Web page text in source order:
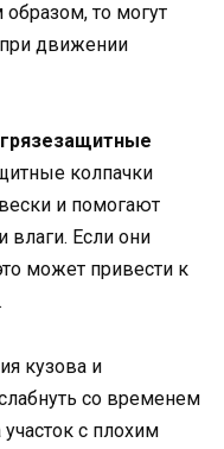
то могут
при движении
колпачки
и помогают
влаги. Если они
может привести к
кузова и
со временем
с плохим